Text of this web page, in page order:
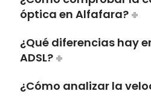
óptica en Alfafara?
¿Qué diferencias hay
ADSL?
¿Cómo analizar la